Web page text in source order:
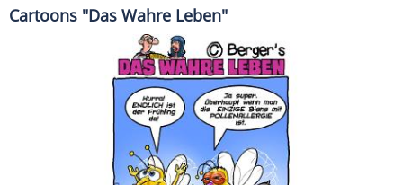
Cartoons "Das Wahre Leben"